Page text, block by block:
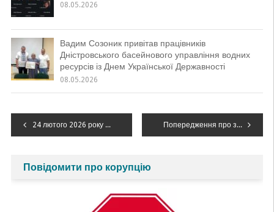
08.05.2026
Вадим Созоник привітав працівників
Дністровського басейнового управління водних
ресурсів із Днем Української Державності
08.05.2026
Навігація
24 лютого 2026 року минає чотири роки від початку повномасштабного вторгнення росії на територію України Попередження про зміну гідрологічної ситуації!
Повідомити про корупцію